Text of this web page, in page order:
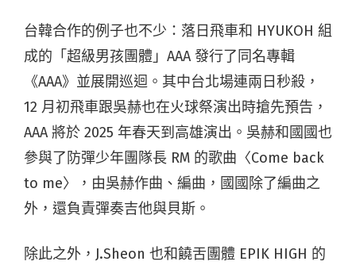
台韓合作的例子也不少：落日飛車和 HYUKOH 組
成的「超級男孩團體」AAA 發行了同名專輯
《AAA》並展開巡迴。其中台北場連兩日秒殺，
12 月初飛車跟吳赫也在火球祭演出時搶先預告，
AAA 將於 2025 年春天到高雄演出。吳赫和國國也
參與了防彈少年團隊長 RM 的歌曲〈Come back
to me〉，由吳赫作曲、編曲，國國除了編曲之
外，還負責彈奏吉他與貝斯。
除此之外，J.Sheon 也和饒舌團體 EPIK HIGH 的